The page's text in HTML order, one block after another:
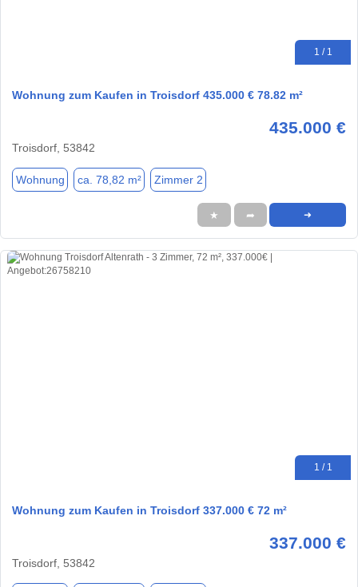
1 / 1
Wohnung zum Kaufen in Troisdorf 435.000 € 78.82 m²
435.000 €
Troisdorf, 53842
Wohnung ca. 78,82 m² Zimmer 2
★ ➦ ➜
1 / 1
Wohnung zum Kaufen in Troisdorf 337.000 € 72 m²
337.000 €
Troisdorf, 53842